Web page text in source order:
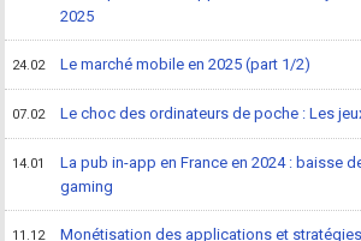
2025
24.02 Le marché mobile en 2025 (part 1/2)
07.02 Le choc des ordinateurs de poche : Les
14.01
La pub in-app en France en 2024 : baisse
gaming
11.12 Monétisation des applications et